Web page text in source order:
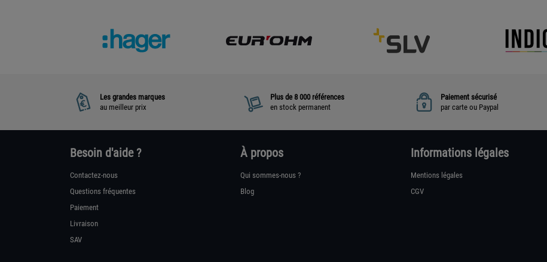
Les grandes marques
au meilleur prix
Plus de 8 000 références
en stock permanent
Paiement sécurisé
par carte ou Paypal
Besoin d'aide ?
Contactez-nous
Questions fréquentes
Paiement
Livraison
SAV
À propos
Qui sommes-nous ?
Blog
Informations légales
Mentions légales
CGV